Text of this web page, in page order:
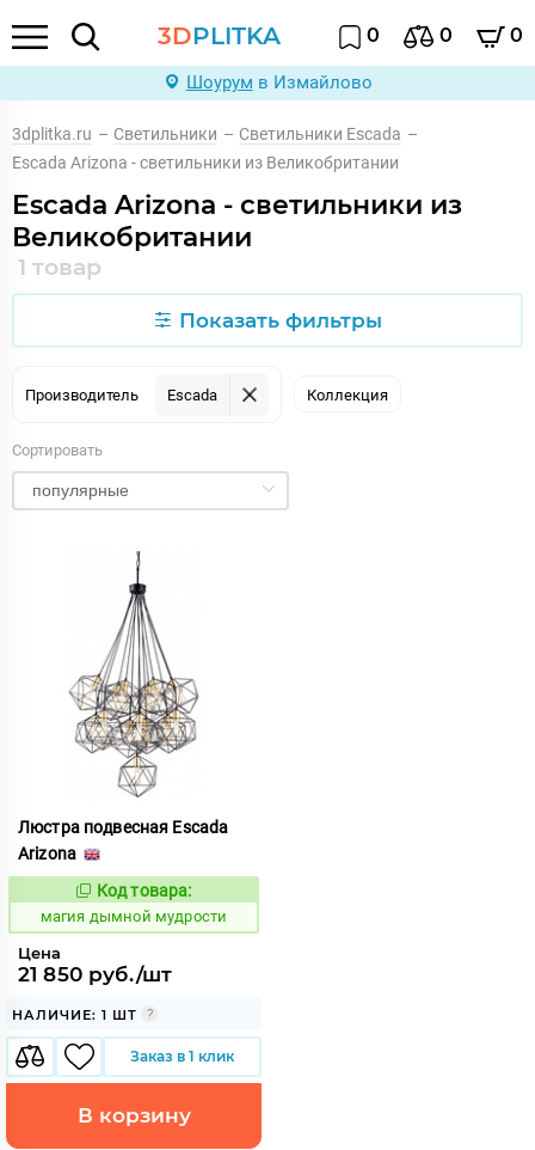
3DPLITKA 0 0 0
Шоурум в Измайлово
3dplitka.ru – Светильники – Светильники Escada –
Escada Arizona - светильники из Великобритании
Escada Arizona - светильники из
Великобритании
1 товар
Показать фильтры
Производитель Escada Коллекция
Сортировать
Люстра подвесная Escada
Arizona
Код:
909555
Код товара:
магия дымной мудрости
Цена
21 850 руб./шт
НАЛИЧИЕ: 1 ШТ
Заказ в 1 клик
В корзину